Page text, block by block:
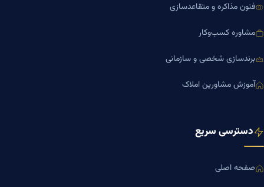
فنون مذاکره و متقاعدسازی
مشاوره کسب‌وکار
برندسازی شخصی و سازمانی
آموزش مشاورین املاک
دسترسی سریع
صفحه اصلی